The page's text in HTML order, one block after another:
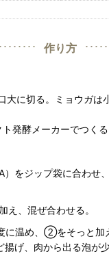
作り方
大に切る。ミョウガは
発酵メーカーでつく
）をジップ袋に合わせ
、混ぜ合わせる。
に温め、②をそっと加
揚げ、肉から出る泡が